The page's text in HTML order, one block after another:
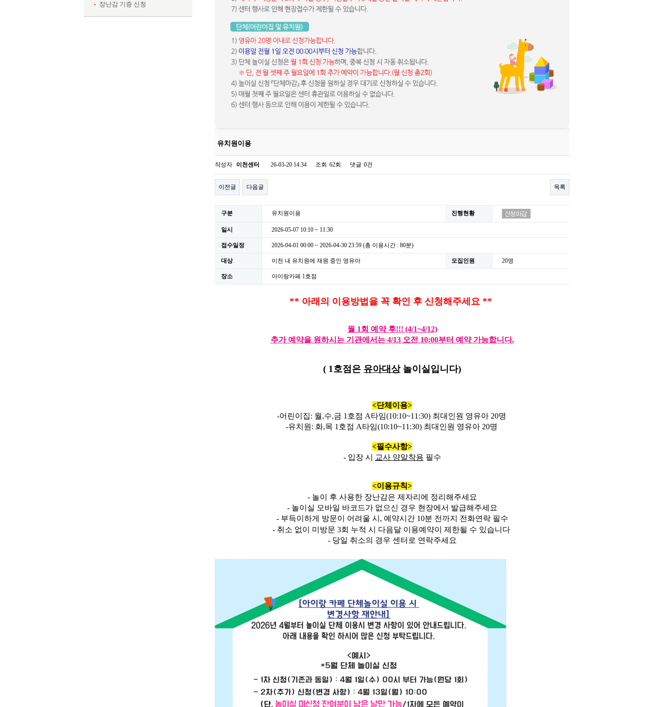
장난감 기증 신청
유치원이용
작성자 이천센터 26-03-20 14:34 조회 62회 댓글 0건
이전글 다음글 목록
구분 유치원이용 진행현황
일시 2026-05-07 10:10 ~ 11:30
접수일정 2026-04-01 00:00 ~ 2026-04-30 23:59 (총 이용시간 : 80분)
대상 이천 내 유치원에 재원 중인 영유아 모집인원 20명
장소 아이랑카페 1호점
** 아래의 이용방법을 꼭 확인 후 신청해주세요 **
월 1회 예약 후!!! (4/1~4/12)
추가 예약을 원하시는 기관에서는 4/13 오전 10:00부터 예약 가능합니다.
( 1호점은 유아대상놀이실입니다)
<단체 이용>
-어린이집: 월,수,금 1 호점 A타임(10:10~11:30) 최대인원 영유아 20명
-유치원: 화,목 1 호점 A타임(10:10~11:30) 최대인원 영유아 20명
<필수사항>
- 입장 시 교사 양말착용 필수
<이용규칙>
- 놀이 후 사용한 장난감은 제자리에 정리해주세요
- 놀이실 모바일 바코드가 없으신 경우 현장에서 발급해주세요
- 부득이하게 방문이 어려울 시 , 예약시간 10분 전까지 전화연락 필수
- 취소 없이 미방문 3회 누적 시 다음달 이용예약이 제한될 수 있습니다
- 당일 취소의 경우 센터로 연락주세요